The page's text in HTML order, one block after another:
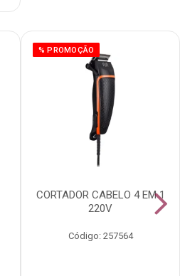
% PROMOÇÃO
CORTADOR CABELO 4 EM 1
220V
Código: 257564